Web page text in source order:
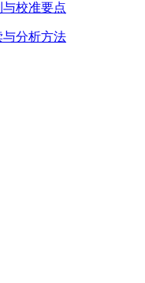
校准要点
分析方法